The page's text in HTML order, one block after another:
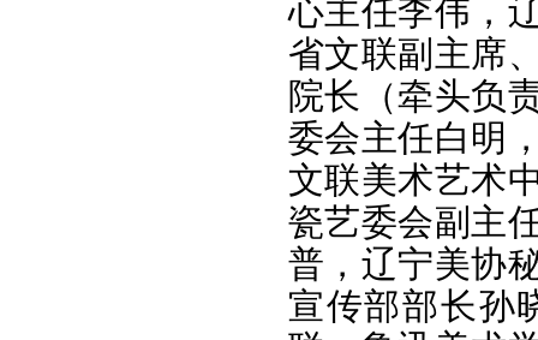
心主任李伟，
省文联副主席
院长（牵头负
委会主任白明
文联美术艺术
瓷艺委会副主
普，辽宁美协
宣传部部长孙